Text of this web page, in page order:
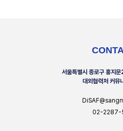
서울특별시 종로구 홍지
대외협력처 커뮤
02-2287-